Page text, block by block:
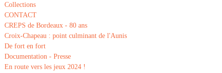
Collections
CONTACT
CREPS de Bordeaux - 80 ans
Croix-Chapeau : point culminant de l'Aunis
De fort en fort
Documentation - Presse
En route vers les jeux 2024 !